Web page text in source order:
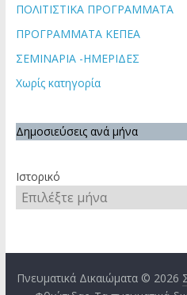
ΠΟΛΙΤΙΣΤΙΚΑ ΠΡΟΓΡΑΜΜΑΤΑ
ΠΡΟΓΡΑΜΜΑΤΑ ΚΕΠΕΑ
ΣΕΜΙΝΑΡΙΑ -ΗΜΕΡΙΔΕΣ
Χωρίς κατηγορία
Δημοσιεύσεις ανά μήνα
Ιστορικό
Πνευματικά Δικαιώματα © 2026